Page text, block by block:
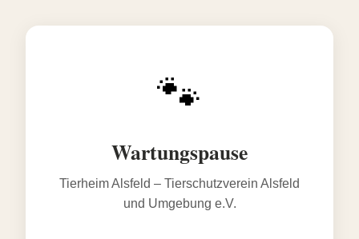
🐾
Wartungspause
Tierheim Alsfeld – Tierschutzverein Alsfeld
und Umgebung e.V.